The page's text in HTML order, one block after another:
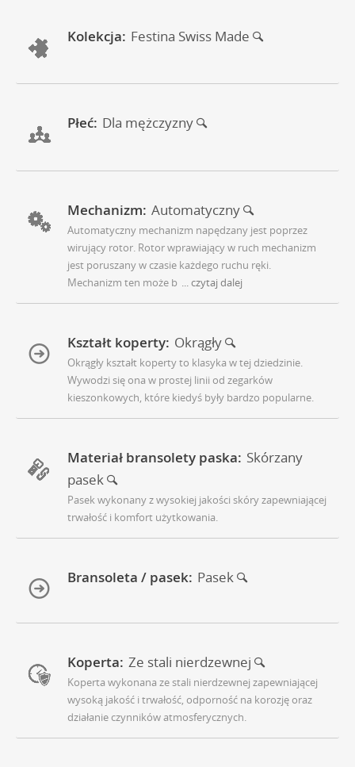
Kolekcja: Festina Swiss Made
Płeć: Dla mężczyzny
Mechanizm: Automatyczny
Automatyczny mechanizm napędzany jest poprzez
wirujący rotor. Rotor wprawiający w ruch mechanizm
jest poruszany w czasie każdego ruchu ręki.
Mechanizm ten może b ... czytaj dalej
Kształt koperty: Okrągły
Okrągły kształt koperty to klasyka w tej dziedzinie.
Wywodzi się ona w prostej linii od zegarków
kieszonkowych, które kiedyś były bardzo popularne.
Materiał bransolety paska: Skórzany
pasek
Pasek wykonany z wysokiej jakości skóry zapewniającej
trwałość i komfort użytkowania.
Bransoleta / pasek: Pasek
Koperta: Ze stali nierdzewnej
Koperta wykonana ze stali nierdzewnej zapewniającej
wysoką jakość i trwałość, odporność na korozję oraz
działanie czynników atmosferycznych.